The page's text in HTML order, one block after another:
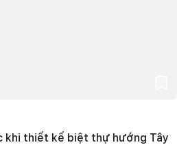
khi thiết kế biệt thự hướng Tây